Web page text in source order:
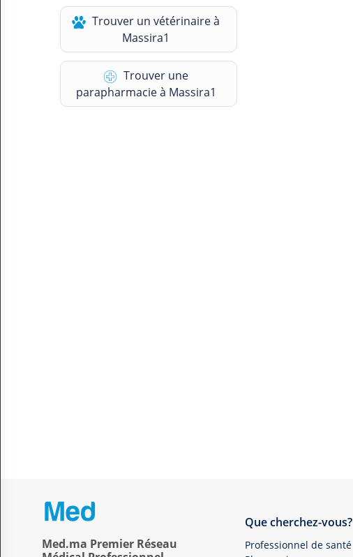
FR Français
Trouver un vétérinaire à
Massira1
Trouver une
parapharmacie à Massira1
Med.ma Premier Réseau
Que cherchez-vous?
Professionnel de santé